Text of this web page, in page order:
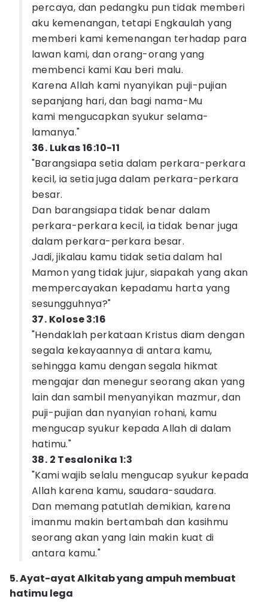
percaya, dan pedangku pun tidak memberi
aku kemenangan, tetapi Engkaulah yang
memberi kami kemenangan terhadap para
lawan kami, dan orang-orang yang
membenci kami Kau beri malu.
Karena Allah kami nyanyikan puji-pujian
sepanjang hari, dan bagi nama-Mu
kami mengucapkan syukur selama-
lamanya."
36. Lukas 16:10-11
"Barangsiapa setia dalam perkara-perkara
kecil, ia setia juga dalam perkara-perkara
besar.
Dan barangsiapa tidak benar dalam
perkara-perkara kecil, ia tidak benar juga
dalam perkara-perkara besar.
Jadi, jikalau kamu tidak setia dalam hal
Mamon yang tidak jujur, siapakah yang akan
mempercayakan kepadamu harta yang
sesungguhnya?"
37. Kolose 3:16
"Hendaklah perkataan Kristus diam dengan
segala kekayaannya di antara kamu,
sehingga kamu dengan segala hikmat
mengajar dan menegur seorang akan yang
lain dan sambil menyanyikan mazmur, dan
puji-pujian dan nyanyian rohani, kamu
mengucap syukur kepada Allah di dalam
hatimu."
38. 2 Tesalonika 1:3
"Kami wajib selalu mengucap syukur kepada
Allah karena kamu, saudara-saudara.
Dan memang patutlah demikian, karena
imanmu makin bertambah dan kasihmu
seorang akan yang lain makin kuat di
antara kamu."
5. Ayat-ayat Alkitab yang ampuh membuat
hatimu lega